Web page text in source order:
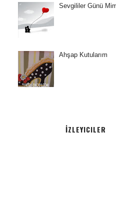
Sevgililer Günü
Ahşap Kutularım
İZLEYICILER